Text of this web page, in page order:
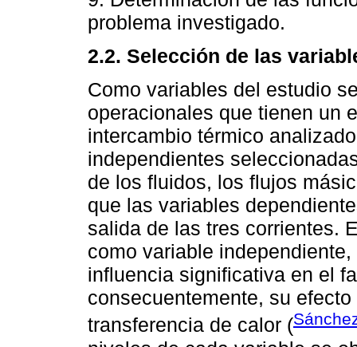
problema investigado.
2.2. Selección de las
Como variables del estudio
operacionales que tienen un
intercambio térmico
independientes
de los fluidos, los flujos
que las variables
salida de las tres corrientes.
como variable
influencia significativa en el
consecuentemente, su
transferencia de calor (